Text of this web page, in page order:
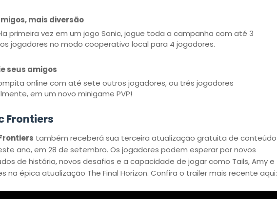
mais diversão
primeira vez em um jogo Sonic, jogue toda a campanha com até 3
jogadores no modo cooperativo local para 4 jogadores.
seus amigos
online com até sete outros jogadores, ou três jogadores
em um novo minigame PVP!
Frontiers
também receberá sua terceira atualização gratuita de conteúdo
ano, em 28 de setembro. Os jogadores podem esperar por novos
de história, novos desafios e a capacidade de jogar como Tails, Amy e
na épica atualização The Final Horizon. Confira o trailer mais recente aqui: